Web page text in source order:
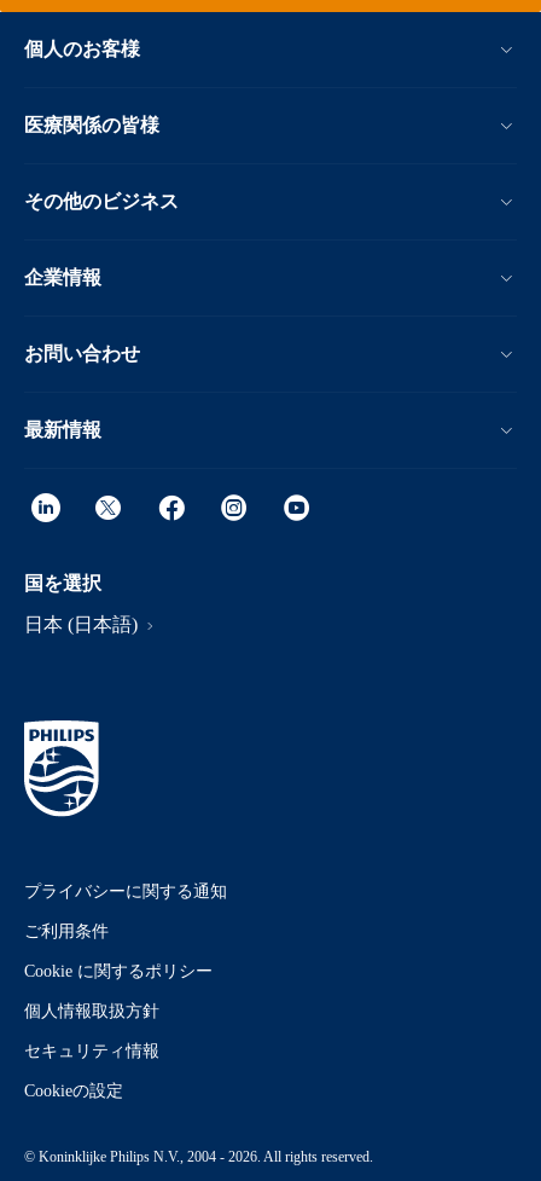
個人のお客様
医療関係の皆様
その他のビジネス
企業情報
お問い合わせ
最新情報
国を選択
日本 (日本語)
プライバシーに関する通知
ご利用条件
Cookie に関するポリシー
個人情報取扱方針
セキュリティ情報
Cookieの設定
© Koninklijke Philips N.V., 2004 - 2026. All rights reserved.